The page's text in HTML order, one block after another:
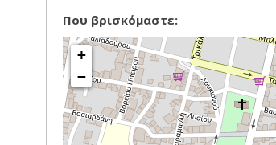
Που βρισκόμαστε:
+
−